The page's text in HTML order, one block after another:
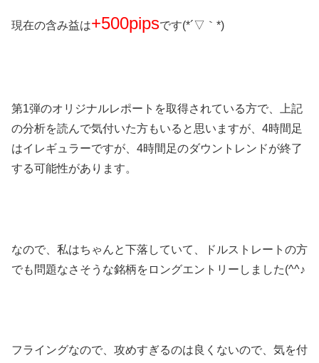
現在の含み益は+500pipsです(*´▽｀*)
第1弾のオリジナルレポートを取得されている方で、上記
の分析を読んで気付いた方もいると思いますが、4時間足
はイレギュラーですが、4時間足のダウントレンドが終了
する可能性があります。
なので、私はちゃんと下落していて、ドルストレートの方
でも問題なさそうな銘柄をロングエントリーしました(^^♪
フライングなので、攻めすぎるのは良くないので、気を付